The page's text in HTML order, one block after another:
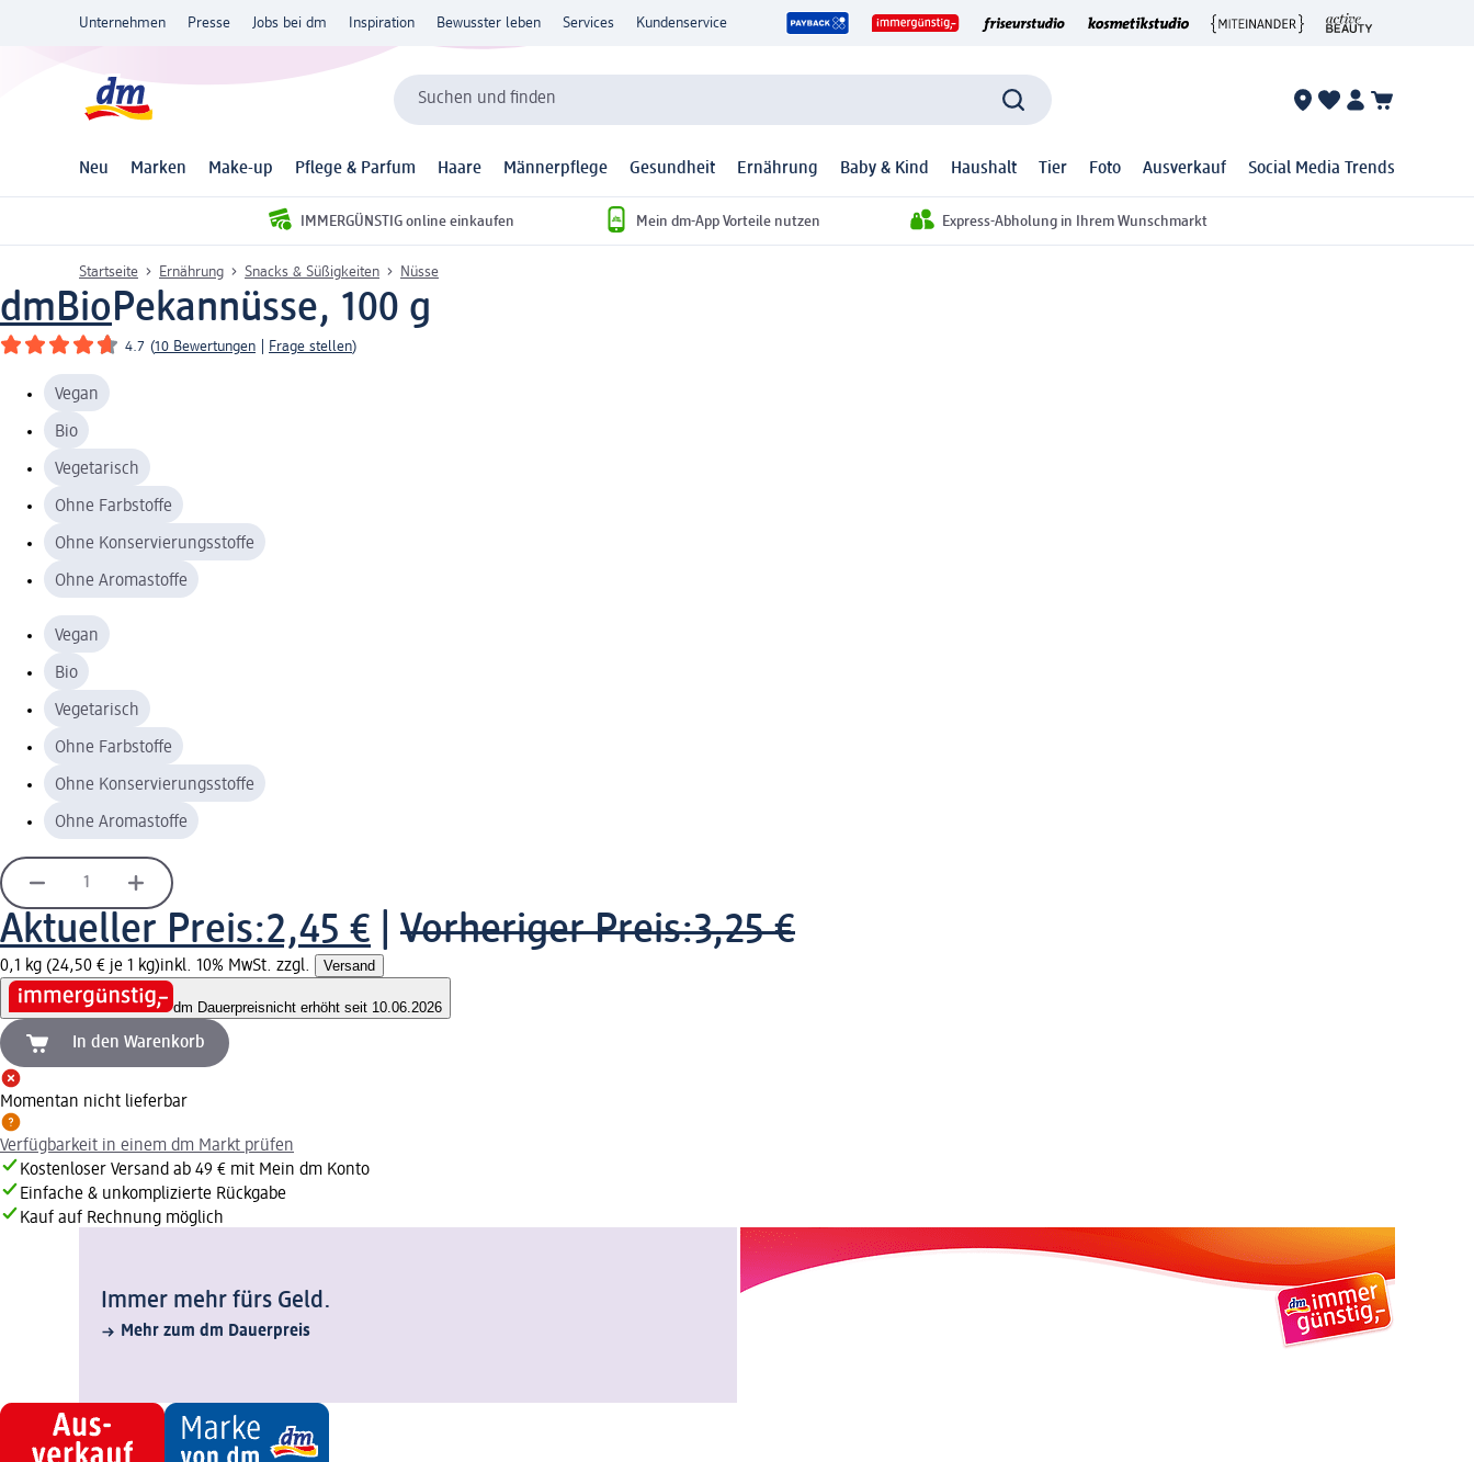
Unternehmen Presse Jobs bei dm Inspiration Bewusster leben Services Kundenservice
Suchen und finden
Neu Marken Make-up Pflege & Parfum Haare Männerpflege Gesundheit Ernährung Baby & Kind Haushalt Tier Foto Ausverkauf Social Media Trends
IMMERGÜNSTIG online einkaufen Mein dm-App Vorteile nutzen Express-Abholung in Ihrem Wunschmarkt
Startseite Ernährung Snacks & Süßigkeiten Nüsse
dmBioPekannüsse, 100 g
4.7 (10 Bewertungen Frage stellen)
Vegan
Bio
Vegetarisch
Ohne Farbstoffe
Ohne Konservierungsstoffe
Ohne Aromastoffe
Vegan
Bio
Vegetarisch
Ohne Farbstoffe
Ohne Konservierungsstoffe
Ohne Aromastoffe
Aktueller Preis:2,45 € Vorheriger Preis:3,25 €
0,1 kg (24,50 € je 1 kg)inkl. 10% MwSt. zzgl. Versand
dm Dauerpreisnicht erhöht seit 10.06.2026
In den Warenkorb
Momentan nicht lieferbar
Verfügbarkeit in einem dm Markt prüfen
Kostenloser Versand ab 49 € mit Mein dm Konto
Einfache & unkomplizierte Rückgabe
Kauf auf Rechnung möglich
Immer mehr fürs Geld.
Mehr zum dm Dauerpreis